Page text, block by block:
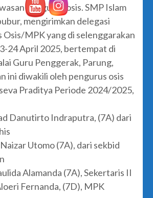
pengurus osis. SMP Islam
mengirimkan delegasi
Osis/MPK yang di selenggarakan
24 April 2025, bertempat di
Guru Penggerak, Parung,
ini diwakili oleh pengurus osis
Praditya Periode 2024/2025,
Danutirto Indraputra, (7A) dari
Utomo (7A), dari sekbid
Alamanda (7A), Sekertaris II
Fernanda, (7D), MPK